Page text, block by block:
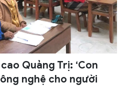
Quảng Trị: ‘Con
nghệ cho người